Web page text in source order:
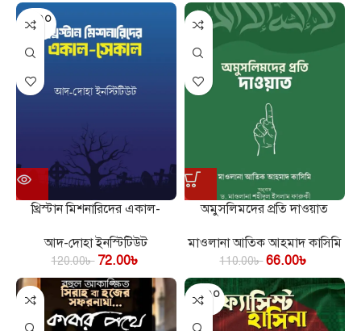
SOLD O
UT
খ্রিস্টান মিশনারিদের একাল-
আদ-দোহা ইনস্টিটিউট
120.00৳ 72.00৳
অমুসলিমদের প্রতি দাওয়াত
মাওলানা আতিক আহমাদ কাসিমি
110.00৳ 66.00৳
SOLD O
UT